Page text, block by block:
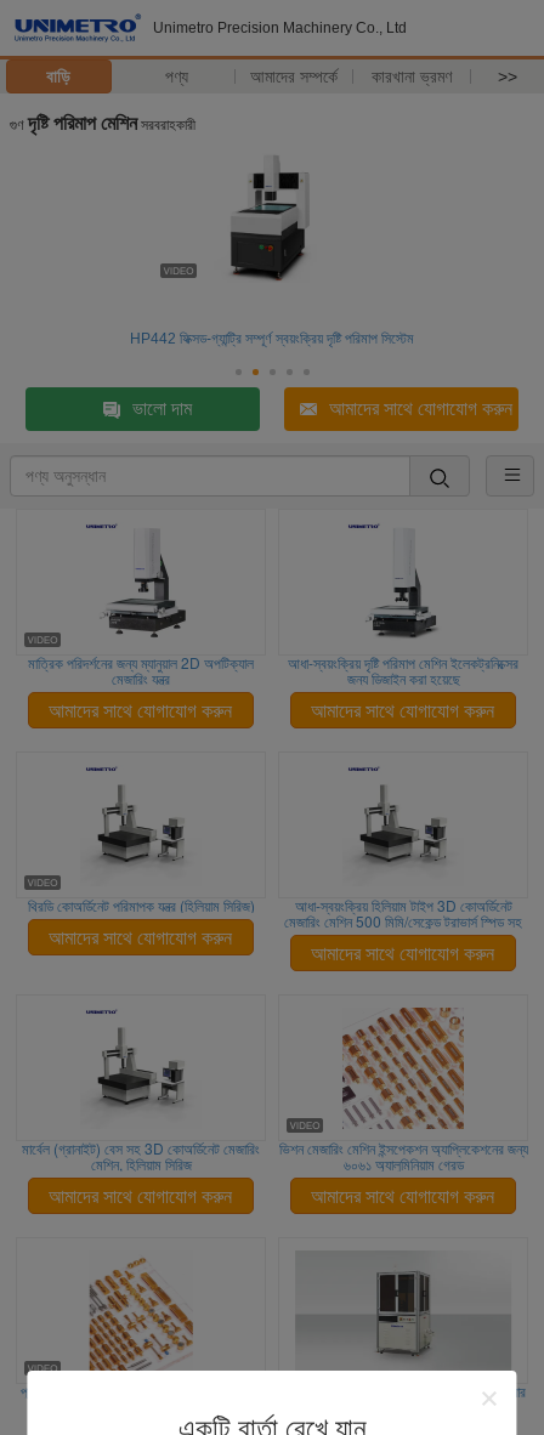
Unimetro Precision Machinery Co., Ltd
বাড়ি পণ্য আমাদের সম্পর্কে কারখানা ভ্রমণ >>
গুণদৃষ্টি পরিমাপ মেশিনসরবরাহকারী
HP442 ফিক্সড-গ্যান্ট্রি সম্পূর্ণ স্বয়ংক্রিয় দৃষ্টি পরিমাপ সিস্টেম
ভালো দাম আমাদের সাথে যোগাযোগ করুন
মাত্রিক পরিদর্শনের জন্য ম্যানুয়াল 2D অপটিক্যাল
মেজারিং যন্ত্র
আমাদের সাথে যোগাযোগ করুন
আধা-স্বয়ংক্রিয় দৃষ্টি পরিমাপ মেশিন ইলেকট্রনিক্সের
জন্য ডিজাইন করা হয়েছে
আমাদের সাথে যোগাযোগ করুন
থ্রিডি কোঅর্ডিনেট পরিমাপক যন্ত্র (হিলিয়াম সিরিজ)
আমাদের সাথে যোগাযোগ করুন
আধা-স্বয়ংক্রিয় হিলিয়াম টাইপ 3D কোঅর্ডিনেট
মেজারিং মেশিন 500 মিমি/সেকেন্ড ট্রাভার্স স্পিড সহ
আমাদের সাথে যোগাযোগ করুন
মার্বেল (গ্রানাইট) বেস সহ 3D কোঅর্ডিনেট মেজারিং
মেশিন, হিলিয়াম সিরিজ
আমাদের সাথে যোগাযোগ করুন
ভিশন মেজারিং মেশিন ইন্সপেকশন অ্যাপ্লিকেশনের জন্য
৬০৬১ অ্যালুমিনিয়াম গ্রেড
আমাদের সাথে যোগাযোগ করুন
পুনরাবৃত্তিযোগ্য সিএমএম অ্যালুমিনিয়াম ফিক্সচার কিট
আমাদের সাথে যোগাযোগ করুন
ইনলাইন অটোমেটিক ডাইমেনশন চেক মেশিন অ্যাঙ্গুলার
মেজাজিং এবং পণ্য শ্রেণীবিভাগের জন্য